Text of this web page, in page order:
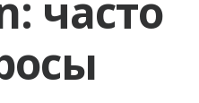
часто